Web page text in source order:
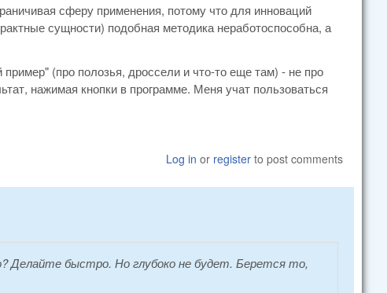
сферу применения, потому что для инноваций
сущности) подобная методика неработоспособна, а
(про полозья, дроссели и что-то еще там) - не про
нажимая кнопки в программе. Меня учат пользоваться
Log in or register to post comments
Делайте быстро. Но глубоко не будет. Берется то,